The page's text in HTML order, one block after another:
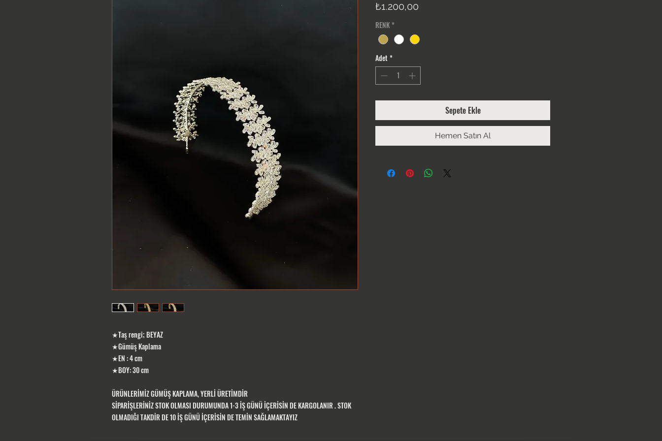
★Taş rengi; BEYAZ
★Gümüş Kaplama
★EN : 4 cm
★BOY: 30 cm
ÜRÜNLERİMİZ GÜMÜŞ KAPLAMA, YERLİ ÜRETİMDİR
SİPARİŞLERİNİZ STOK OLMASI DURUMUNDA 1-3 İŞ GÜNÜ İÇERİSİN DE KARGOLANIR . STOK
OLMADIĞI TAKDİR DE 10 İŞ GÜNÜ İÇERİSİN DE TEMİN SAĞLAMAKTAYIZ
₺1.200,00
RENK *
Adet*
Sepete Ekle
Hemen Satın Al